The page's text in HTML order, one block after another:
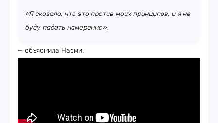
«Я сказала, что это против моих принципов, и я не
буду падать намеренно»,
— объяснила Наоми.